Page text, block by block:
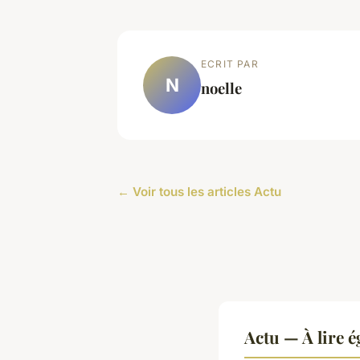
N
ECRIT PAR
noelle
← Voir tous les articles Actu
Actu — À lire